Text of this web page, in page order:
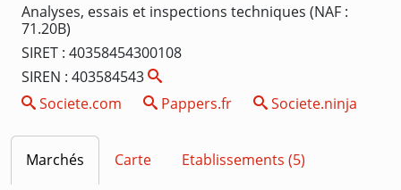
Analyses, essais et inspections techniques (NAF :
71.20B)
SIRET : 40358454300108
SIREN : 403584543
Societe.com
Pappers.fr Societe.ninja
Marchés Carte Etablissements (5)